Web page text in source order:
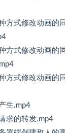
方式修改动画的
方式修改动画的
方式修改动画的
生.mp4
求的转发.mp4